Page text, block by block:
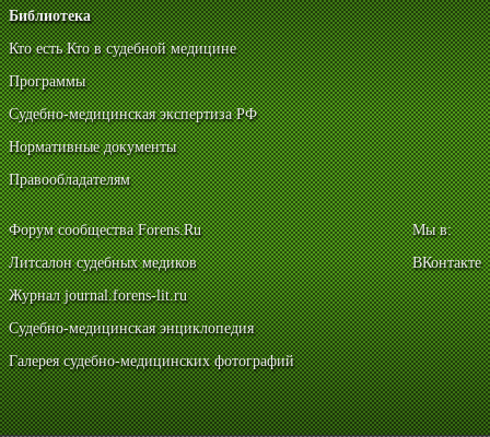
Библиотека
Кто есть Кто в судебной медицине
Программы
Судебно-медицинская экспертиза РФ
Нормативные документы
Правообладателям
Форум сообщества Forens.Ru
Литсалон судебных медиков
Журнал journal.forens-lit.ru
Судебно-медицинская энциклопедия
Галерея судебно-медицинских фотографий
Мы в:
ВКонтакте